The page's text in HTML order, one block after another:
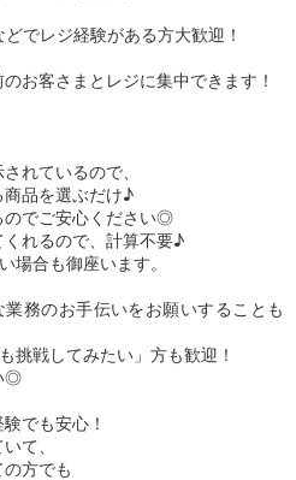
でレジ経験がある方大歓迎！
お客さまとレジに集中できます！
れているので、
商品を選ぶだけ♪
のでご安心ください◎
くれるので、計算不要♪
場合も御座います。
務のお手伝いをお願いすることも
挑戦してみたい」方も歓迎！
◎
でも安心！
て、
方でも